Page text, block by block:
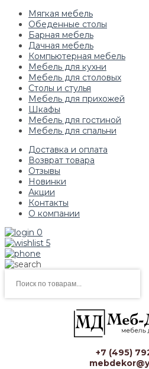
Мягкая мебель
Обеденные столы
Барная мебель
Дачная мебель
Компьютерная мебель
Мебель для кухни
Мебель для столовых
Столы и стулья
Мебель для прихожей
Шкафы
Мебель для гостиной
Мебель для спальни
Доставка и оплата
Возврат товара
Отзывы
Новинки
Акции
Контакты
О компании
0
5
товаров
+7 (495)